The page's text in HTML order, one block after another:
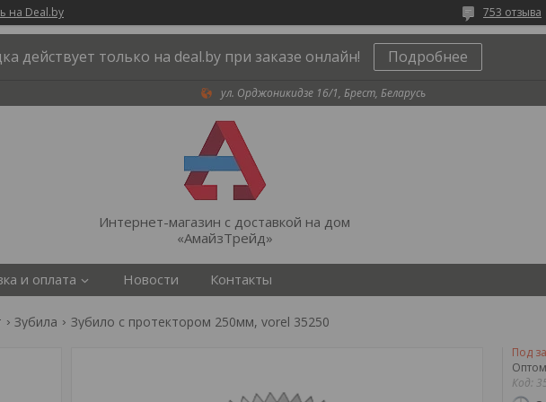
на Deal.by 753 отзыва
действует только на deal.by при заказе онлайн! Подробнее
ул. Орджоникидзе 16/1, Брест, Беларусь
Интернет-магазин с доставкой на дом
«АмайзТрейд»
и оплата Новости Контакты
Зубила Зубило с протектором 250мм, vorel 35250
Под
Код: